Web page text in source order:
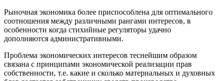
Рыночная экономика более приспособлена для оптимального
соотношения между различными рангами интересов, в
особенности когда стихийные регуляторы удачно
дополняются административными.
Проблема экономических интересов теснейшим образом
связана с принципами экономической реализации прав
собственности, т.е. какие и сколько материальных и духовных